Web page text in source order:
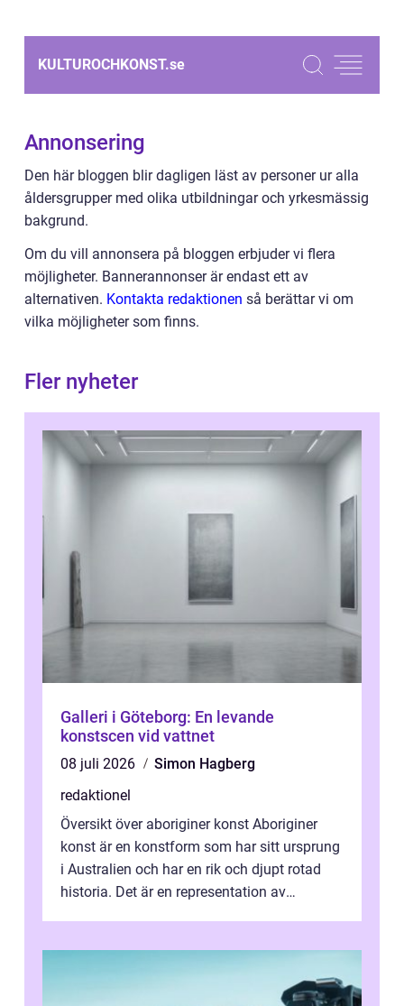
KULTUROCHKONST.se
Annonsering
Den här bloggen blir dagligen läst av personer ur alla
åldersgrupper med olika utbildningar och yrkesmässig
bakgrund.
Om du vill annonsera på bloggen erbjuder vi flera
möjligheter. Bannerannonser är endast ett av
alternativen. Kontakta redaktionen så berättar vi om
vilka möjligheter som finns.
Fler nyheter
Galleri i Göteborg: En levande
konstscen vid vattnet
08 juli 2026
Simon Hagberg
redaktionel
Översikt över aboriginer konst Aboriginer
konst är en konstform som har sitt ursprung
i Australien och har en rik och djupt rotad
historia. Det är en representation av